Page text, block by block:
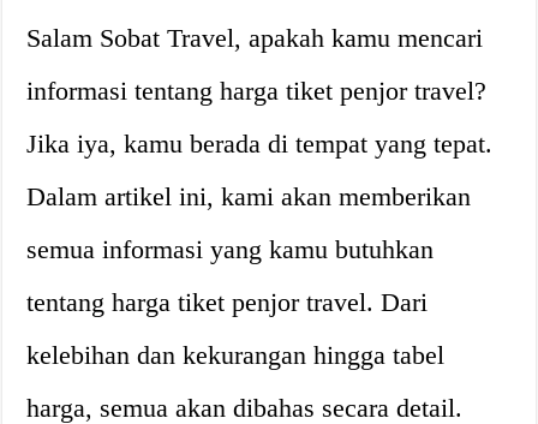
Salam Sobat Travel, apakah kamu mencari
informasi tentang harga tiket penjor travel?
Jika iya, kamu berada di tempat yang tepat.
Dalam artikel ini, kami akan memberikan
semua informasi yang kamu butuhkan
tentang harga tiket penjor travel. Dari
kelebihan dan kekurangan hingga tabel
harga, semua akan dibahas secara detail.